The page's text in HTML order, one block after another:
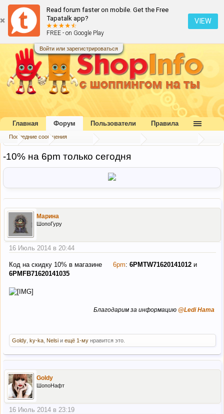
Read forum faster on mobile. Get the Free
Tapatalk app?
FREE - on Google Play
VIEW
Войти или зарегистрироваться
... Форум Наш форум
-10% на 6pm только сегодня
Марина
ШопоГуру
16 Июль 2014 в 20:44
Код на скидку 10% в магазине 6pm: 6PMTW71620141012 и
6PMFB71620141035
Благодарим за информацию @Ledi Ната
Goldy ky-ka Nelsi и ещё 1-му нравится это.
Goldy
ШопоНафт
16 Июль 2014 в 23:19
Главная Форум
Последние сообщения
Пользователи Правила